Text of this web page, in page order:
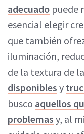
adecuado puede
esencial elegir
que también
iluminación,
de la textura de
disponibles y
busco aquellos
problemas y, al